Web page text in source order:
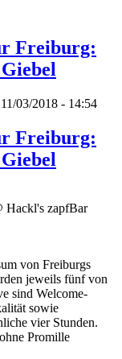
Freiburg:
03/2018 - 14:54
Freiburg:
Hackl's zapfBar
von Freiburgs
jeweils fünf von
sind Welcome-
sowie
vier Stunden.
Promille